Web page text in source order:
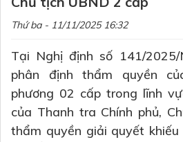
Thứ ba - 11/11/2025 16:32
Tại Nghị định số 141/
phân định thẩm quyền
phương 02 cấp trong lĩnh
của Thanh tra Chính phủ,
thẩm quyền giải quyết